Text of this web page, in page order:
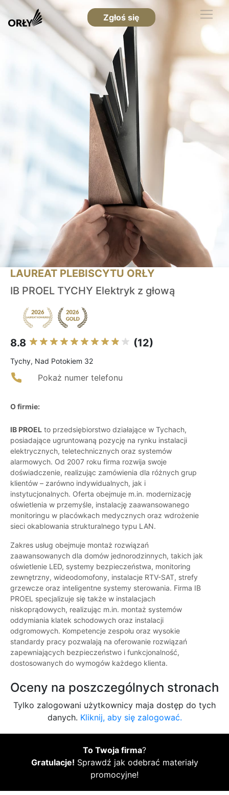
Zgłoś się
LAUREAT PLEBISCYTU ORŁY
IB PROEL TYCHY Elektryk z głową
8.8 (12)
Tychy, Nad Potokiem 32
Pokaż numer telefonu
O firmie:
IB PROEL to przedsiębiorstwo działające w Tychach,
posiadające ugruntowaną pozycję na rynku instalacji
elektrycznych, teletechnicznych oraz systemów
alarmowych. Od 2007 roku firma rozwija swoje
doświadczenie, realizując zamówienia dla różnych grup
klientów – zarówno indywidualnych, jak i
instytucjonalnych. Oferta obejmuje m.in. modernizację
oświetlenia w przemyśle, instalację zaawansowanego
monitoringu w placówkach medycznych oraz wdrożenie
sieci okablowania strukturalnego typu LAN.
Zakres usług obejmuje montaż rozwiązań
zaawansowanych dla domów jednorodzinnych, takich jak
oświetlenie LED, systemy bezpieczeństwa, monitoring
zewnętrzny, wideodomofony, instalacje RTV-SAT, strefy
grzewcze oraz inteligentne systemy sterowania. Firma IB
PROEL specjalizuje się także w instalacjach
niskoprądowych, realizując m.in. montaż systemów
oddymiania klatek schodowych oraz instalacji
odgromowych. Kompetencje zespołu oraz wysokie
standardy pracy pozwalają na oferowanie rozwiązań
zapewniających bezpieczeństwo i funkcjonalność,
dostosowanych do wymogów każdego klienta.
Oceny na poszczególnych stronach
Tylko zalogowani użytkownicy maja dostęp do tych
danych. Kliknij, aby się zalogować.
To Twoja firma?
Gratulacje! Sprawdź jak odebrać materiały
promocyjne!